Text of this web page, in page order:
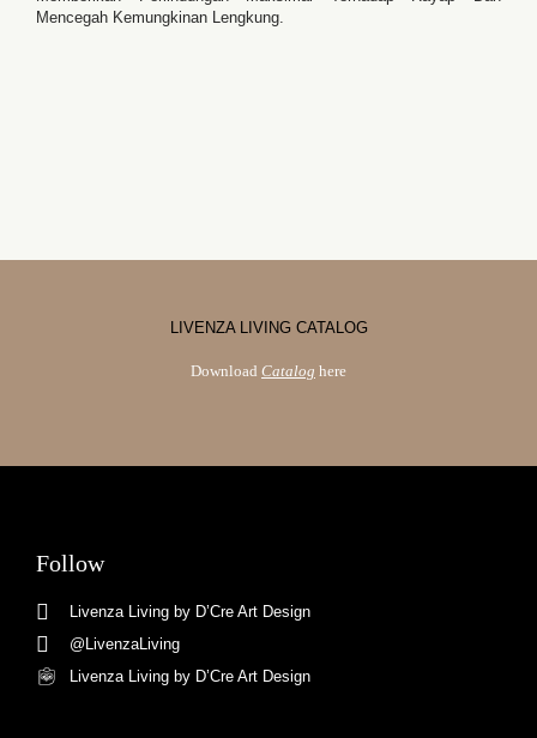
Mencegah Kemungkinan Lengkung.
LIVENZA LIVING CATALOG
Download Catalog here
Follow
Livenza Living by D’Cre Art Design
@LivenzaLiving
Livenza Living by D’Cre Art Design